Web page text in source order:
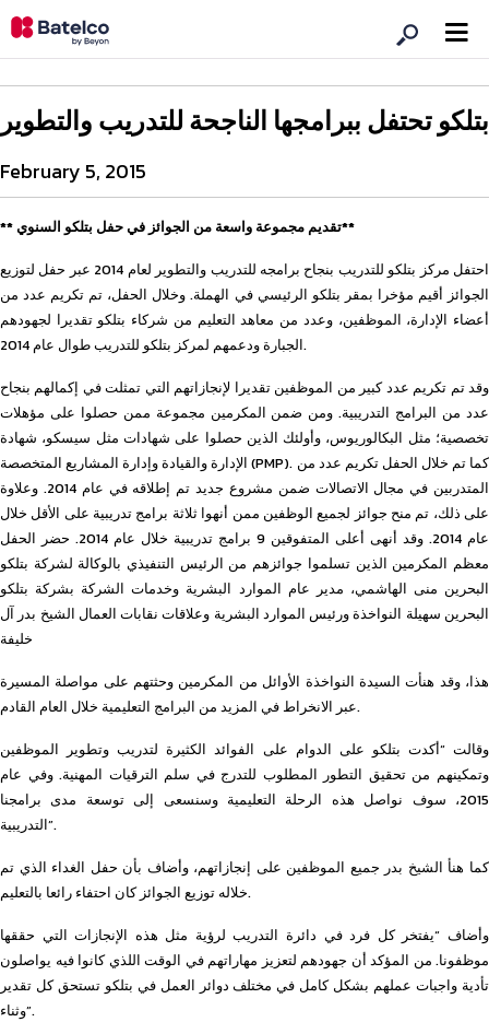
بتلكو تحتفل ببرامجها الناجحة للتدريب والتطوير
February 5, 2015
** تقديم مجموعة واسعة من الجوائز في حفل بتلكو السنوي**
احتفل مركز بتلكو للتدريب بنجاح برامجه للتدريب والتطوير لعام 2014 عبر حفل لتوزيع
الجوائز أقيم مؤخرا بمقر بتلكو الرئيسي في الهملة. وخلال الحفل، تم تكريم عدد من
أعضاء الإدارة، الموظفين، وعدد من معاهد التعليم من شركاء بتلكو تقديرا لجهودهم
الجبارة ودعمهم لمركز بتلكو للتدريب طوال عام 2014.
وقد تم تكريم عدد كبير من الموظفين تقديرا لإنجازاتهم التي تمثلت في إكمالهم بنجاح
عدد من البرامج التدريبية. ومن ضمن المكرمين مجموعة ممن حصلوا على مؤهلات
تخصصية؛ مثل البكالوريوس، وأولئك الذين حصلوا على شهادات مثل سيسكو، شهادة
الإدارة والقيادة وإدارة المشاريع المتخصصة (PMP). كما تم خلال الحفل تكريم عدد من
المتدربين في مجال الاتصالات ضمن مشروع جديد تم إطلاقه في عام 2014. وعلاوة
على ذلك، تم منح جوائز لجميع الوظفين ممن أنهوا ثلاثة برامج تدريبية على الأقل خلال
عام 2014. وقد أنهى أعلى المتفوقين 9 برامج تدريبية خلال عام 2014. حضر الحفل
معظم المكرمين الذين تسلموا جوائزهم من الرئيس التنفيذي بالوكالة لشركة بتلكو
البحرين منى الهاشمي، مدير عام الموارد البشرية وخدمات الشركة بشركة بتلكو
البحرين سهيلة النواخذة ورئيس الموارد البشرية وعلاقات نقابات العمال الشيخ بدر آل
خليفة
هذا، وقد هنأت السيدة النواخذة الأوائل من المكرمين وحثتهم على مواصلة المسيرة
عبر الانخراط في المزيد من البرامج التعليمية خلال العام القادم.
وقالت “أكدت بتلكو على الدوام على الفوائد الكثيرة لتدريب وتطوير الموظفين
وتمكينهم من تحقيق التطور المطلوب للتدرج في سلم الترقيات المهنية. وفي عام
2015، سوف نواصل هذه الرحلة التعليمية وسنسعى إلى توسعة مدى برامجنا
التدريبية”.
كما هنأ الشيخ بدر جميع الموظفين على إنجازاتهم، وأضاف بأن حفل الغداء الذي تم
خلاله توزيع الجوائز كان احتفاء رائعا بالتعليم.
وأضاف “يفتخر كل فرد في دائرة التدريب لرؤية مثل هذه الإنجازات التي حققها
موظفونا. من المؤكد أن جهودهم لتعزيز مهاراتهم في الوقت اللذي كانوا فيه يواصلون
تأدية واجبات عملهم بشكل كامل في مختلف دوائر العمل في بتلكو تستحق كل تقدير
وثناء”.